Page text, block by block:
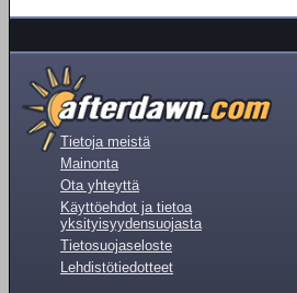
Tietoja meistä
Mainonta
Ota yhteyttä
Käyttöehdot ja tietoa
yksityisyydensuojasta
Tietosuojaseloste
Lehdistötiedotteet